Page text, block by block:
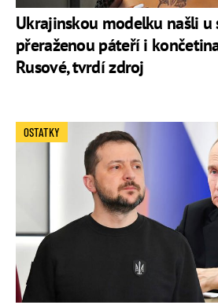
Ukrajinskou modelku našli u
přeraženou páteří i
Rusové, tvrdí zdroj
OSTATKY